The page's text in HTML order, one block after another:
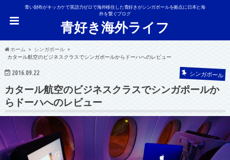
青い財布がキッカケで英語力ゼロで海外移住した青好きがシンガポールを拠点に日本と海
外を繋ぐブログ
青好き海外ライフ
ホーム
シンガポール
カタール航空のビジネスクラスでシンガポールからドーハへのレビュー
2016.09.22 シンガポール
カタール航空のビジネスクラスでシンガポールか
らドーハへのレビュー